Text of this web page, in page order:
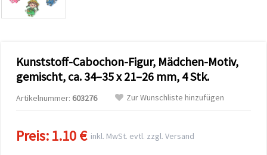
sowie
relevantere
Unterstützung
Partner für
und
Marketing.
Cookies
Kunststoff-Cabochon-Figur, Mädchen-Motiv,
gemischt, ca. 34–35 x 21–26 mm, 4 Stk.
Artikelnummer: 603276 Zur Wunschliste hinzufügen
Preis:1.10 €inkl. MwSt. evtl. zzgl. Versand